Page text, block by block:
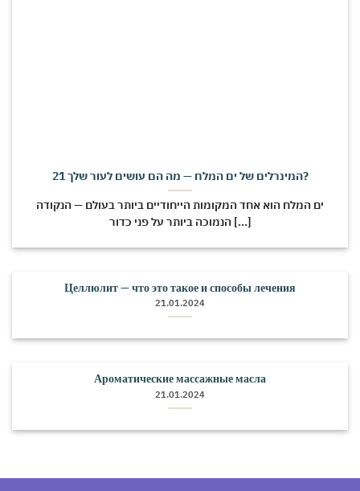
21 המינרלים של ים המלח — מה הם עושים לעור שלך?
ים המלח הוא אחד המקומות הייחודיים ביותר בעולם — הנקודה
הנמוכה ביותר על פני כדור [...]
Целлюлит — что это такое и способы лечения
21.01.2024
Ароматические массажные масла
21.01.2024